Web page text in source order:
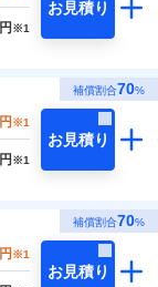
円 ※1
お見積り
補償割合70%
円 ※1
円 ※1
お見積り
補償割合70%
円 ※1
お見積り